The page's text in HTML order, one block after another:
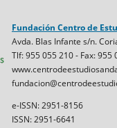
Fundación Centro de
Avda. Blas Infante s/n.
Tlf: 955 055 210 - Fax: 955
e-ISSN: 2951-8156
ISSN: 2951-6641